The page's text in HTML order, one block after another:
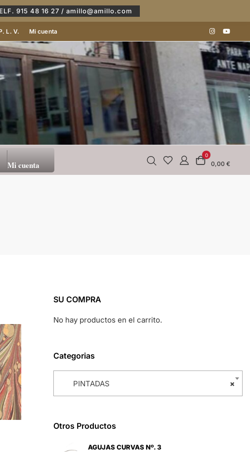
915 48 16 27 / amillo@amillo.com
L. V. Mi cuenta
Mi cuenta
0
0,00 €
SU COMPRA
No hay productos en el carrito.
Categorias
×
PINTADAS
Otros Productos
AGUJAS CURVAS Nº. 3